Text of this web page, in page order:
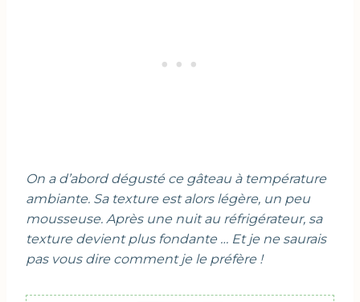
On a d’abord dégusté ce gâteau à température
ambiante. Sa texture est alors légère, un peu
mousseuse. Après une nuit au réfrigérateur, sa
texture devient plus fondante … Et je ne saurais
pas vous dire comment je le préfère !